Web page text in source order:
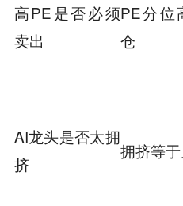
高PE是否必须
卖出
PE分位
仓
AI龙头是否太拥
挤
拥挤等